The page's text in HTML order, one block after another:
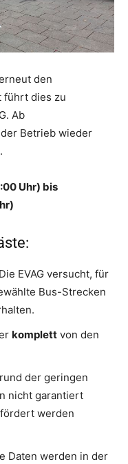
den
führt dies zu
Ab
Betrieb wieder
Uhr) bis
Die EVAG versucht, für
Bus-Strecken
komplett von den
der geringen
nicht garantiert
werden
Daten werden in der